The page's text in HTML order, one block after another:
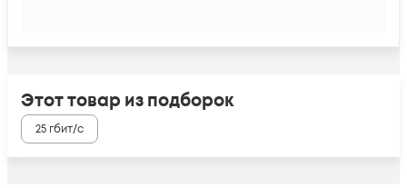
Этот товар из подборок
25 гбит/с